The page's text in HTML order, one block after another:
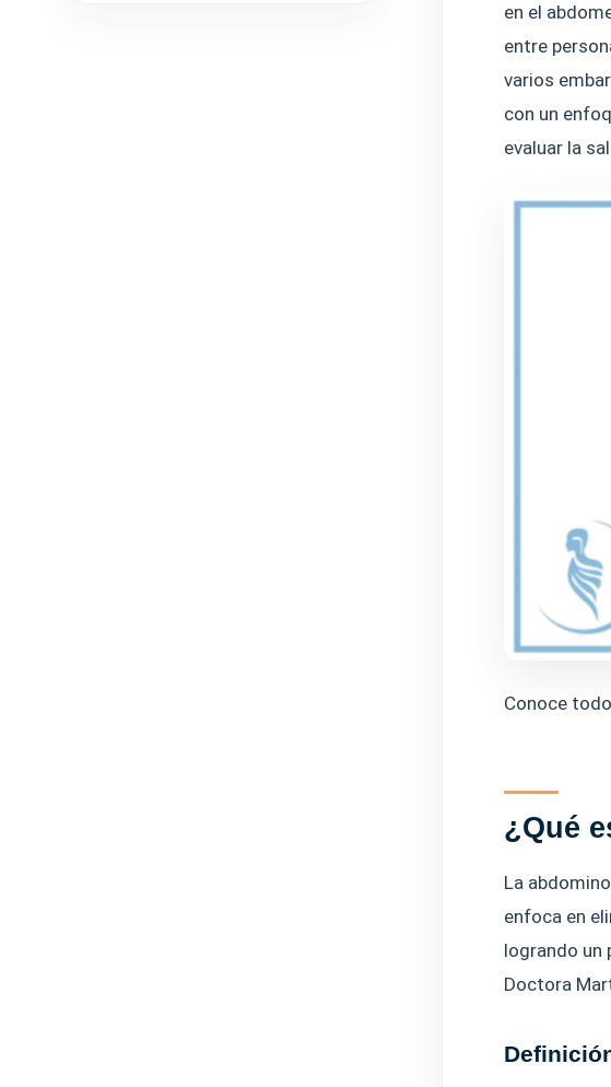
en el
entre
varios
con un
evaluar la
Conoce
¿Qué
La
enfoca en
logrando un
Doctora